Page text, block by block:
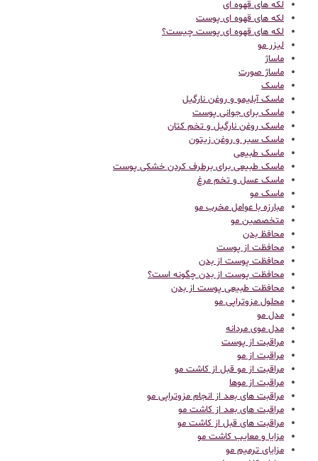
لکه های قهوه ای
لکه های قهوه ای پوست
لکه های قهوه ای پوست چیست؟
لیزر مو
ماساژ
ماساژ صورت
ماسک
ماسک آبلیمو و روغن نارگیل
ماسک برای جوانی پوست
ماسک روغن نارگیل و تخم کتان
ماسک سیر و روغن زیتون
ماسک طبیعی
ماسک طبیعی برای برطرف کردن خشکی پوست
ماسک عسل و تخم مرغ
ماسک مو
مبارزه با عوامل مخرب مو
متخصصین مو
محافظ بدن
محافظت از پوست
محافظت پوست از بدن
محافظت پوست از بدن چگونه است؟
محافظت طبیعی پوست از بدن
محلول مزوتراپی مو
مدل مو
مدل موی مردانه
مراقبت از پوست
مراقبت از مو
مراقبت از مو قبل از کاشت مو
مراقبت از موها
مراقبت های بعد از انجام مزوتراپی مو
مراقبت های بعد از کاشت مو
مراقبت های قبل از کاشت مو
مزایا و معایب کاشت مو
مزایای ترمیم مو